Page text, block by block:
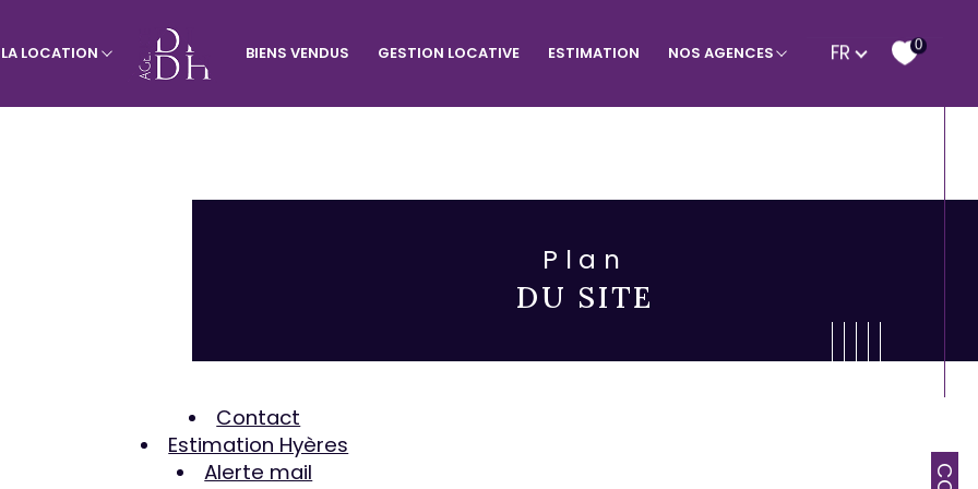
Terrains Programmes neufs
LOCATION
Appartement
BIENS VENDUS GESTION LOCATIVE ESTIMATION NOS AGENCES
Visiter le site de l'agence du village à Bormes
Langue
FR 0
Plan
DU SITE
Contact
Estimation Hyères
Alerte mail